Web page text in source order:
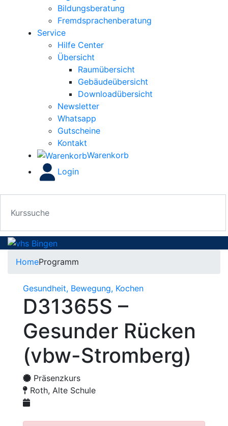
Bildungsberatung
Fremdsprachenberatung
Service
Hilfe Center
Übersicht
Raumübersicht
Gebäudeübersicht
Downloadübersicht
Newsletter
Whatsapp
Gutscheine
Kontakt
Warenkorb
Login
HomeProgramm
Gesundheit, Bewegung, Kochen
D31365S –
Gesunder Rücken
(vbw-Stromberg)
Präsenzkurs
Roth, Alte Schule